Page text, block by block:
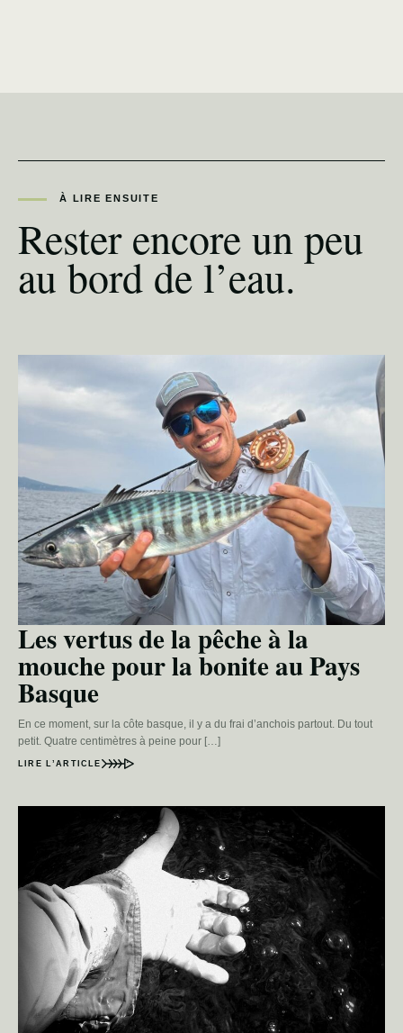
À LIRE ENSUITE
Rester encore un peu
au bord de l’eau.
Les vertus de la pêche à la
mouche pour la bonite au Pays
Basque
En ce moment, sur la côte basque, il y a du frai d’anchois partout. Du tout
petit. Quatre centimètres à peine pour […]
LIRE L’ARTICLE